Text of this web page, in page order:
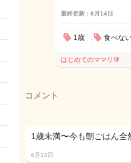
最終更新：6月14日
1歳 食べな
はじめてのママリ🔰
コメント
1歳未満〜今も朝ごはん全
6月14日